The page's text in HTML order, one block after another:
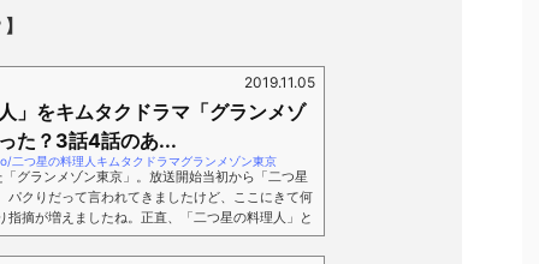
2019.11.05
」をキムタクドラマ「グランメゾ
た？3話4話のあ...
つ星の料理人キムタクドラマグランメゾン東京
グランメゾン東京」。放送開始当初から「二つ星
パクりだって言われてきましたけど、ここにきて何
指摘が増えましたね。正直、「二つ星の料理人」と
概要はほぼ同じです。設定ですね。ストーリーの設
クりと言われても仕方ないのかもしれないですが、